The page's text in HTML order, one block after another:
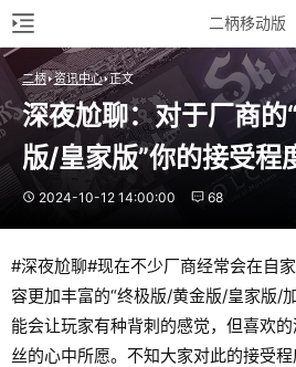
二柄移动版
二柄 资讯中心 正文
深夜尬聊：对于厂商的
版/皇家版”你的接受程
2024-10-12 14:00:00 68
#深夜尬聊#现在不少厂商经常会在自
容更加丰富的“终极版/黄金版/皇家版/
能会让玩家有种背刺的感觉，但喜欢
丝的心中所愿。不知大家对此的接受程